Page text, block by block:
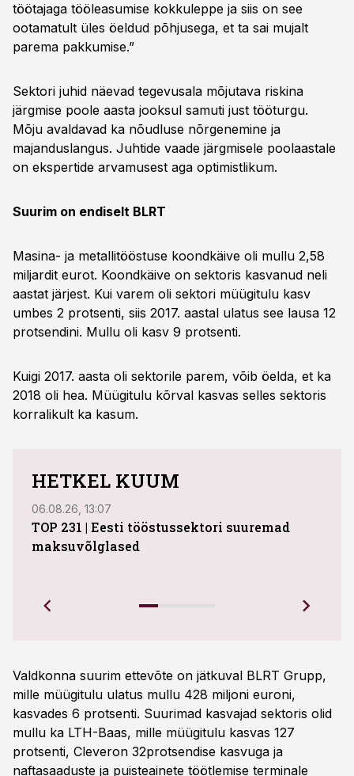
töötajaga tööleasumise kokkuleppe ja siis on see
ootamatult üles öeldud põhjusega, et ta sai mujalt
parema pakkumise.”
Sektori juhid näevad tegevusala mõjutava riskina
järgmise poole aasta jooksul samuti just tööturgu.
Mõju avaldavad ka nõudluse nõrgenemine ja
majanduslangus. Juhtide vaade järgmisele poolaastale
on ekspertide arvamusest aga optimistlikum.
Suurim on endiselt BLRT
Masina- ja metallitööstuse koondkäive oli mullu 2,58
miljardit eurot. Koondkäive on sektoris kasvanud neli
aastat järjest. Kui varem oli sektori müügitulu kasv
umbes 2 protsenti, siis 2017. aastal ulatus see lausa 12
protsendini. Mullu oli kasv 9 protsenti.
Kuigi 2017. aasta oli sektorile parem, võib öelda, et ka
2018 oli hea. Müügitulu kõrval kasvas selles sektoris
korralikult ka kasum.
HETKEL KUUM
06.08.26, 13:07
TOP 231 | Eesti tööstussektori suuremad
maksuvõlglased
Valdkonna suurim ettevõte on jätkuval BLRT Grupp,
mille müügitulu ulatus mullu 428 miljoni euroni,
kasvades 6 protsenti. Suurimad kasvajad sektoris olid
mullu ka LTH-Baas, mille müügitulu kasvas 127
protsenti, Cleveron 32protsendise kasvuga ja
naftasaaduste ja puisteainete töötlemise terminale